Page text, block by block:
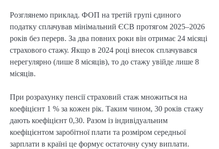
Розглянемо приклад. ФОП на третій групі єдиного
податку сплачував мінімальний ЄСВ протягом 2025–2026
років без перерв. За два повних роки він отримає 24 місяці
страхового стажу. Якщо в 2024 році внесок сплачувався
нерегулярно (лише 8 місяців), то до стажу увійде лише 8
місяців.
При розрахунку пенсії страховий стаж множиться на
коефіцієнт 1 % за кожен рік. Таким чином, 30 років стажу
дають коефіцієнт 0,30. Разом із індивідуальним
коефіцієнтом заробітної плати та розміром середньої
зарплати в країні це формує остаточну суму виплати.